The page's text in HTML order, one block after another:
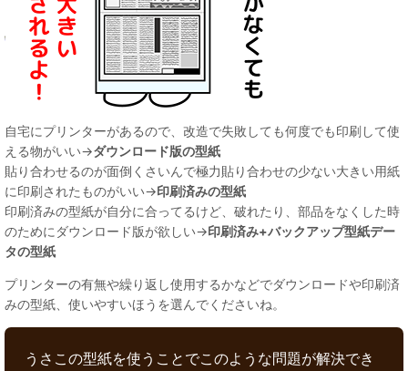
自宅にプリンターがあるので、改造で失敗しても何度でも印刷して使
える物がいい→ダウンロード版の型紙
貼り合わせるのが面倒くさいんで極力貼り合わせの少ない大きい用紙
に印刷されたものがいい→印刷済みの型紙
印刷済みの型紙が自分に合ってるけど、破れたり、部品をなくした時
のためにダウンロード版が欲しい→印刷済み+バックアップ型紙デー
タの型紙
プリンターの有無や繰り返し使用するかなどでダウンロードや印刷済
みの型紙、使いやすいほうを選んでくださいね。
うさこの型紙を使うことでこのような問題が解決でき